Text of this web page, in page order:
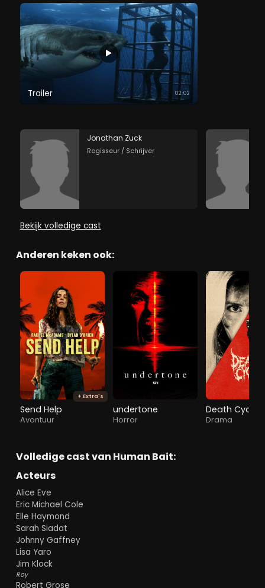
Trailer 02:02
Jonathan Zuck
Regisseur / Schrijver
Bekijk volledige cast
Anderen keken ook:
+ Extra's
Send Help
Avontuur
undertone
Horror
Death Cycle
Drama
Volledige cast van Human Bait:
Acteurs
Alice Eve
Eric Michael Cole
Elle Haymond
Sarah Siadat
Johnny Gaffney
Lisa Yaro
Jim Klock
Roy
Robert Grose